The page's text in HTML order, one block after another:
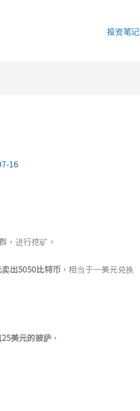
投资笔记
16
，进行挖矿。
出5050比特币，相当于一美元兑换
美元的披萨，